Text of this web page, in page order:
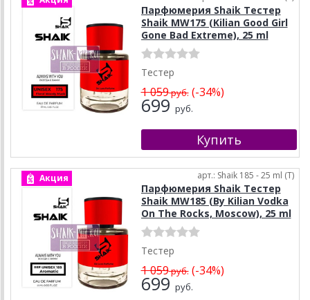
Парфюмерия Shaik Тестер
Shaik MW175 (Kilian Good Girl
Gone Bad Extreme), 25 ml
Тестер
1 059руб.(-34%)
699 руб.
Акция арт.: Shaik 185 - 25 ml (T)
Парфюмерия Shaik Тестер
Shaik MW185 (By Kilian Vodka
On The Rocks, Moscow), 25 ml
Тестер
1 059руб.(-34%)
699 руб.